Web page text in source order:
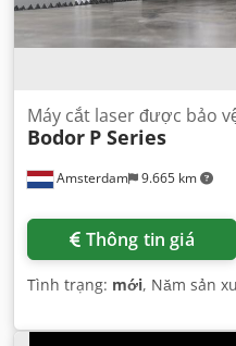
Amsterdam 9.665 km
Máy cắt laser được bảo
Bodor P Series
Thông tin giá
Tình trạng: mới, Năm sản